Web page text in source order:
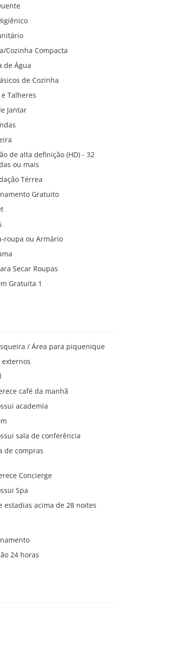
Cozinha Compacta
de Água
de Cozinha
e Talheres
Jantar
de alta definição (HD) - 32
ou mais
Térrea
Gratuito
roupa ou Armário
Secar Roupas
Gratuita 1
/ Área para piquenique
externos
café da manhã
academia
sala de conferência
de compras
Concierge
Spa
estadias acima de 28 noites
24 horas